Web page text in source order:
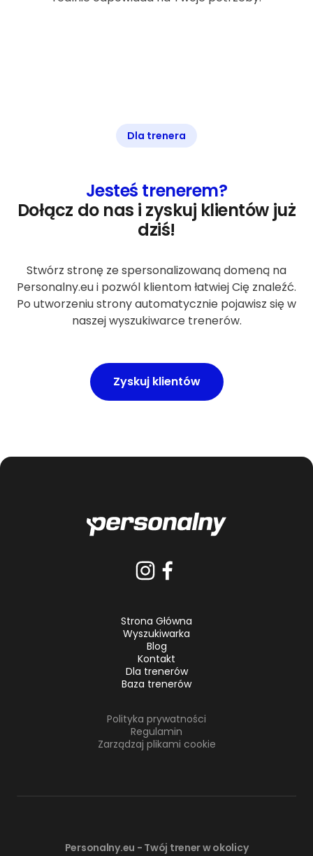
Dla trenera
Jesteś trenerem?
Dołącz do nas i zyskuj klientów już
dziś!
Stwórz stronę ze spersonalizowaną domeną na
Personalny.eu i pozwól klientom łatwiej Cię znaleźć.
Po utworzeniu strony automatycznie pojawisz się w
naszej wyszukiwarce trenerów.
Zyskuj klientów
Strona Główna
Wyszukiwarka
Blog
Kontakt
Dla trenerów
Baza trenerów
Polityka prywatności
Regulamin
Zarządzaj plikami cookie
Personalny.eu - Twój trener w okolicy